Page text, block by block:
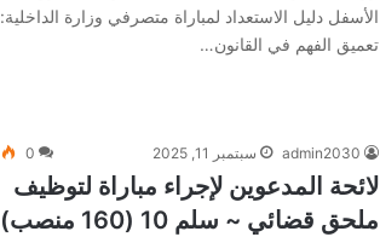
الأسفل دليل الاستعداد لمباراة متصرفي وزارة الداخلية:
تعميق الفهم في القانون…
admin2030 سبتمبر 11, 2025 0
لائحة المدعوين لإجراء مباراة لتوظيف
ملحق قضائي ~ سلم 10 (160 منصب)